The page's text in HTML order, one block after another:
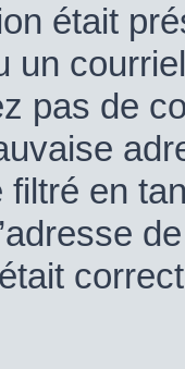
était
un
pas de
filtré en